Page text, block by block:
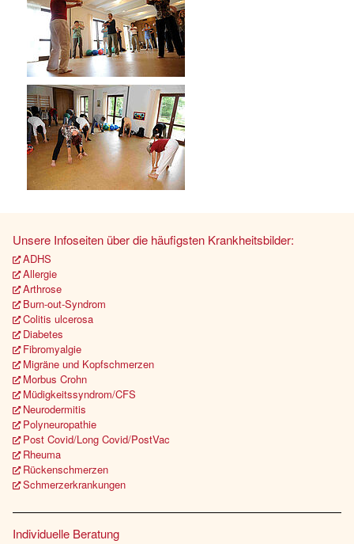
Unsere Infoseiten über die häufigsten Krankheitsbilder:
ADHS
Allergie
Arthrose
Burn-out-Syndrom
Colitis ulcerosa
Diabetes
Fibromyalgie
Migräne und Kopfschmerzen
Morbus Crohn
Müdigkeitssyndrom/CFS
Neurodermitis
Polyneuropathie
Post Covid/Long Covid/PostVac
Rheuma
Rückenschmerzen
Schmerzerkrankungen
Individuelle Beratung